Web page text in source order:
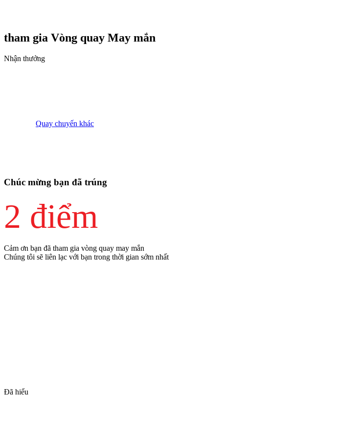
tham gia Vòng quay May mắn
Nhận thưởng
Quay chuyến khác
Chúc mừng bạn đã trúng
2 điểm
Cảm ơn bạn đã tham gia vòng quay may mắn
Chúng tôi sẽ liên lạc với bạn trong thời gian sớm nhất
Đã hiểu